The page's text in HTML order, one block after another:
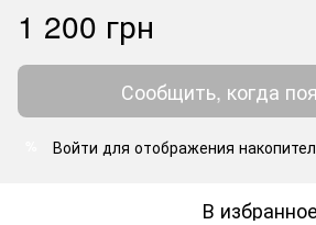
1 200 грн
Сообщить, когда
Войти для отображения
В избранное